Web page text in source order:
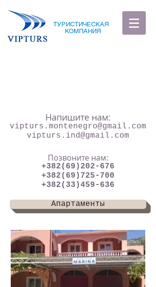
ТУРИСТИЧЕСКАЯ
КОМПАНИЯ
Напишите нам:
vipturs.montenegro@gmail.com
vipturs.ind@gmail.com
Позвоните нам:
+382(69)202-676
+382(69)725-700
+382(33)459-636
Апартаменты